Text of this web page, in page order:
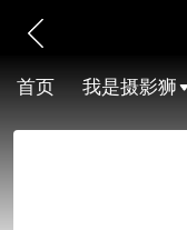
首页 我是摄影狮